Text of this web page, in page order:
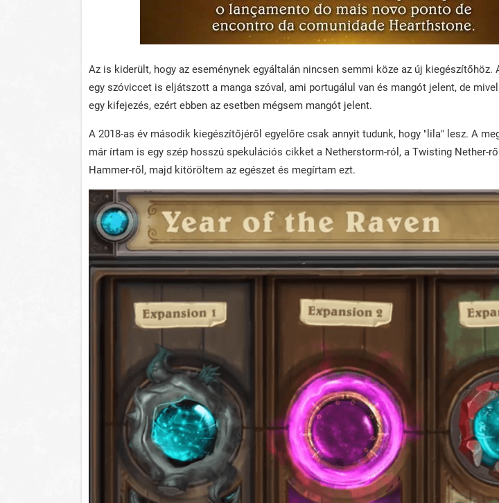
Az is kiderült, hogy az eseménynek egyáltalán nincsen semmi köze az új kiegészítőhöz.
egy szóviccet is eljátszott a manga szóval, ami portugálul van és mangót jelent, de
egy kifejezés, ezért ebben az esetben mégsem mangót jelent.
A 2018-as év második kiegészítőjéről egyelőre csak annyit tudunk, hogy "lila" lesz. A
már írtam is egy szép hosszú spekulációs cikket a Netherstorm-ról, a Twisting Nether-
Hammer-ről, majd kitöröltem az egészet és megírtam ezt.